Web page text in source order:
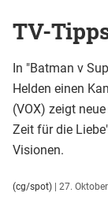
TV-
In "Batman v
Helden einen
(VOX) zeigt
Zeit für die
Visionen.
(cg/spot) | 27.